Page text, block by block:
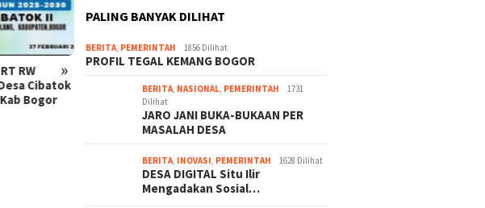
»
RW
ILIR Kec
Bogor
LEMBAGA SURVEY KEPUASAN
MASYARAKAT Mengucapkan
Selamat Dan Sukses atas
pelantikan Bupati dan Wakil
Bupati Bogor Istimewa dan
Penjelasan Dari Kemendes
Kementrian Dari Dana Desa
PALING BANYAK DILIHAT
BERITA, PEMERINTAH 1856 Dilihat
PROFIL TEGAL KEMANG BOGOR
BERITA, NASIONAL, PEMERINTAH
1731
Dilihat
JARO JANI BUKA-BUKAAN PER
MASALAH DESA
BERITA, INOVASI, PEMERINTAH 1628 Dilihat
DESA DIGITAL Situ Ilir
Mengadakan Sosial…